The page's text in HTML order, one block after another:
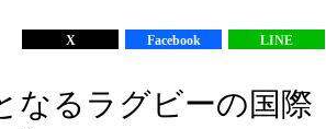
X Facebook LINE
なるラグビーの国際